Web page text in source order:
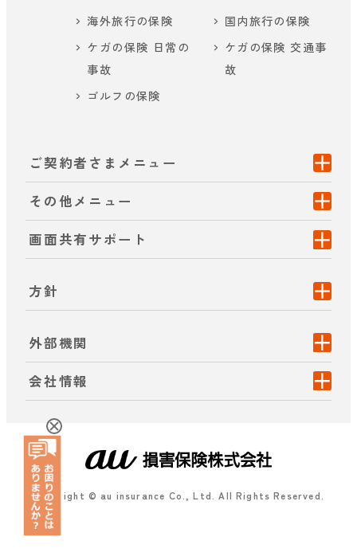
海外旅行の保険
国内旅行の保険
ケガの保険 日常の
事故
ケガの保険 交通事
故
ゴルフの保険
ご契約者さまメニュー
その他メニュー
画面共有サポート
方針
外部機関
会社情報
Copyright © au insurance Co., Ltd. All Rights Reserved.